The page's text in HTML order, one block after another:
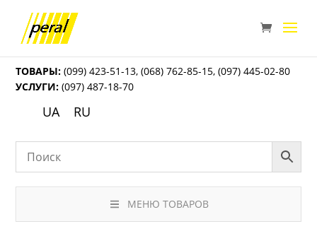
ТОВАРЫ: (099) 423-51-13,(068) 762-85-15,(097) 445-02-80
УСЛУГИ: (097) 487-18-70
UA RU
МЕНЮ ТОВАРОВ